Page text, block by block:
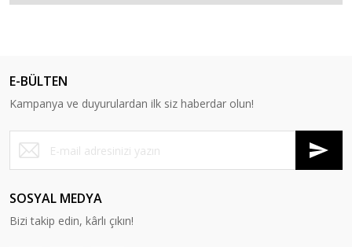
E-BÜLTEN
Kampanya ve duyurulardan ilk siz haberdar olun!
SOSYAL MEDYA
Bizi takip edin, kârlı çıkın!